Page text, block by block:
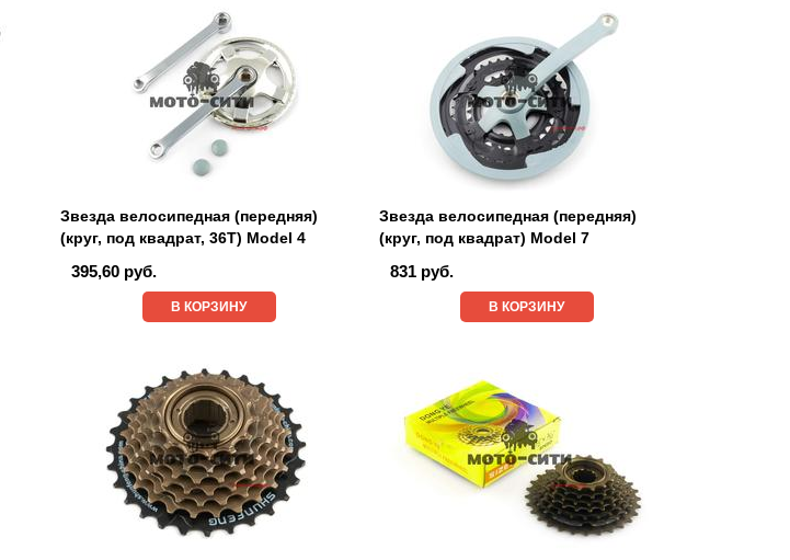
Звезда велосипедная (передняя)
(круг, под квадрат, 36Т) Model 4
395,60 руб.
В КОРЗИНУ
Звезда велосипедная (передняя)
(круг, под квадрат) Model 7
831 руб.
В КОРЗИНУ